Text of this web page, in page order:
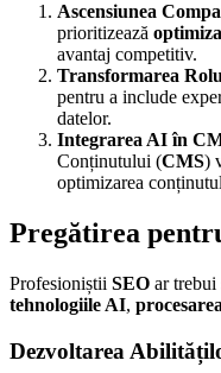
Ascensiunea
prioritizează
avantaj competitiv.
Transformarea
pentru a include
datelor.
Integrarea AI în
Conținutului (CMS)
optimizarea
Pregătirea
Profesioniștii SEO ar trebui
tehnologiile AI,
Dezvoltarea